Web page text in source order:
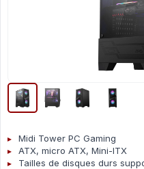
Midi Tower PC Gaming
ATX, micro ATX, Mini-ITX
Tailles de disques durs